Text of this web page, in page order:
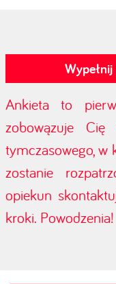
Ankieta to
zobowązuje
tymczasowego, w
zostanie
opiekun
kroki. Powodzenia!